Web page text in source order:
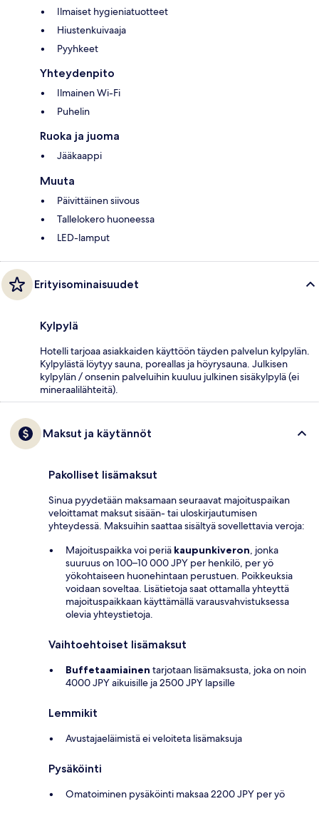
Ilmaiset hygieniatuotteet
Hiustenkuivaaja
Pyyhkeet
Yhteydenpito
Ilmainen Wi-Fi
Puhelin
Ruoka ja juoma
Jääkaappi
Muuta
Päivittäinen siivous
Tallelokero huoneessa
LED-lamput
Erityisominaisuudet
Kylpylä
Hotelli tarjoaa asiakkaiden käyttöön täyden palvelun kylpylän.
Kylpylästä löytyy sauna, poreallas ja höyrysauna. Julkisen
kylpylän / onsenin palveluihin kuuluu julkinen sisäkylpylä (ei
mineraalilähteitä).
Maksut ja käytännöt
Pakolliset lisämaksut
Sinua pyydetään maksamaan seuraavat majoituspaikan
veloittamat maksut sisään- tai uloskirjautumisen
yhteydessä. Maksuihin saattaa sisältyä sovellettavia veroja:
Majoituspaikka voi periä kaupunkiveron, jonka
suuruus on 100–10 000 JPY per henkilö, per yö
yökohtaiseen huonehintaan perustuen. Poikkeuksia
voidaan soveltaa. Lisätietoja saat ottamalla yhteyttä
majoituspaikkaan käyttämällä varausvahvistuksessa
olevia yhteystietoja.
Vaihtoehtoiset lisämaksut
Buffetaamiainen tarjotaan lisämaksusta, joka on noin
4000 JPY aikuisille ja 2500 JPY lapsille
Lemmikit
Avustajaeläimistä ei veloiteta lisämaksuja
Pysäköinti
Omatoiminen pysäköinti maksaa 2200 JPY per yö